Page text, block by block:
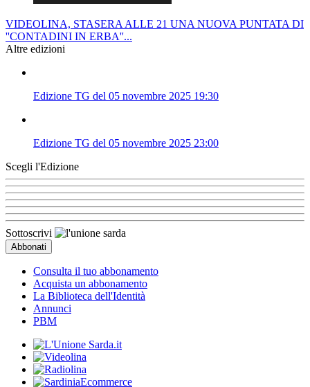
VIDEOLINA, STASERA ALLE 21 UNA NUOVA PUNTATA DI
''CONTADINI IN ERBA''...
Altre edizioni
Edizione TG del 05 novembre 2025 19:30
Edizione TG del 05 novembre 2025 23:00
Scegli l'Edizione
Sottoscrivi
Consulta il tuo abbonamento
Acquista un abbonamento
La Biblioteca dell'Identità
Annunci
PBM